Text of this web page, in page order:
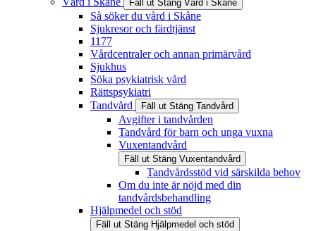
Fäll ut Stäng Vård i Skåne
Så söker du vård i Skåne
Sjukresor och färdtjänst
1177
Vårdcentraler och annan primärvård
Sjukhus
Söka psykiatrisk vård
Rättspsykiatri
Tandvård
Fäll ut Stäng Tandvård
Avgifter i tandvården
Tandvård för barn och unga vuxna
Vuxentandvård
Fäll ut Stäng Vuxentandvård
Tandvårdsstöd vid särskilda behov
Om du inte är nöjd med din
tandvårdsbehandling
Hjälpmedel och stöd
Fäll ut Stäng Hjälpmedel och stöd